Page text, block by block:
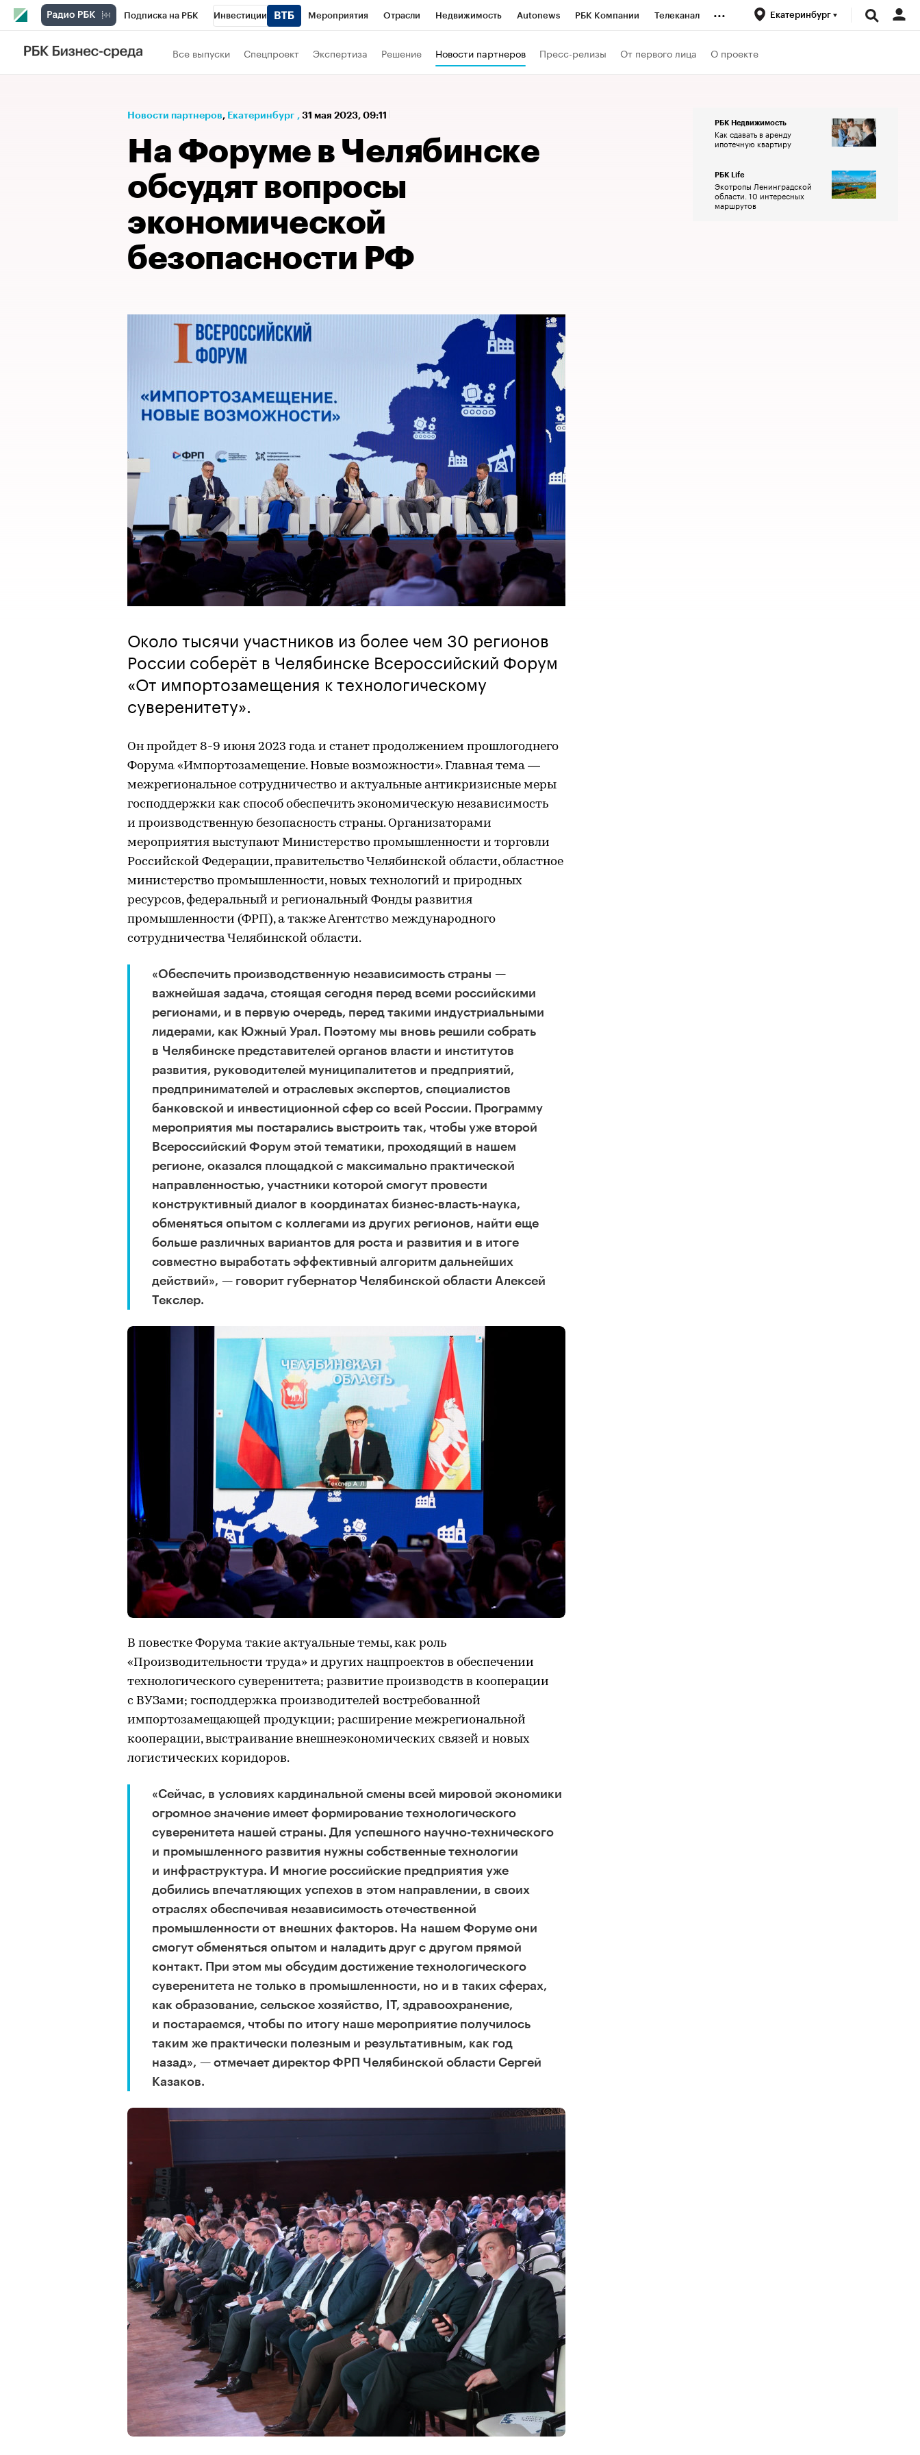
Подписка на РБК Инвестиции Мероприятия Отрасли Недвижимость Autonews РБК Компании Телеканал
РБК Вино
Проверка контрагентов Экономика Технологии и медиа
... Екатеринбург
Все выпуски Спецпроект Экспертиза Решение Новости партнеров Пресс-релизы От первого лица О проекте
Новости партнеров⁠, Екатеринбург , 31 мая 2023, 09:11
На Форуме в Челябинске
обсудят вопросы
экономической
безопасности РФ
Около тысячи участников из более чем 30 регионов
России соберёт в Челябинске Всероссийский Форум
«От импортозамещения к технологическому
суверенитету».
Он пройдет 8-9 июня 2023 года и станет продолжением прошлогоднего
Форума «Импортозамещение. Новые возможности». Главная тема —
межрегиональное сотрудничество и актуальные антикризисные меры
господдержки как способ обеспечить экономическую независимость
и производственную безопасность страны. Организаторами
мероприятия выступают Министерство промышленности и торговли
Российской Федерации, правительство Челябинской области, областное
министерство промышленности, новых технологий и природных
ресурсов, федеральный и региональный Фонды развития
промышленности (ФРП), а также Агентство международного
сотрудничества Челябинской области.
«Обеспечить производственную независимость страны —
важнейшая задача, стоящая сегодня перед всеми российскими
регионами, и в первую очередь, перед такими индустриальными
лидерами, как Южный Урал. Поэтому мы вновь решили собрать
в Челябинске представителей органов власти и институтов
развития, руководителей муниципалитетов и предприятий,
предпринимателей и отраслевых экспертов, специалистов
банковской и инвестиционной сфер со всей России. Программу
мероприятия мы постарались выстроить так, чтобы уже второй
Всероссийский Форум этой тематики, проходящий в нашем
регионе, оказался площадкой с максимально практической
направленностью, участники которой смогут провести
конструктивный диалог в координатах бизнес-власть-наука,
обменяться опытом с коллегами из других регионов, найти еще
больше различных вариантов для роста и развития и в итоге
совместно выработать эффективный алгоритм дальнейших
действий», — говорит губернатор Челябинской области Алексей
Текслер.
В повестке Форума такие актуальные темы, как роль
«Производительности труда» и других нацпроектов в обеспечении
технологического суверенитета; развитие производств в кооперации
с ВУЗами; господдержка производителей востребованной
импортозамещающей продукции; расширение межрегиональной
кооперации, выстраивание внешнеэкономических связей и новых
логистических коридоров.
«Сейчас, в условиях кардинальной смены всей мировой экономики
огромное значение имеет формирование технологического
суверенитета нашей страны. Для успешного научно-технического
и промышленного развития нужны собственные технологии
и инфраструктура. И многие российские предприятия уже
добились впечатляющих успехов в этом направлении, в своих
отраслях обеспечивая независимость отечественной
промышленности от внешних факторов. На нашем Форуме они
смогут обменяться опытом и наладить друг с другом прямой
контакт. При этом мы обсудим достижение технологического
суверенитета не только в промышленности, но и в таких сферах,
как образование, сельское хозяйство, IT, здравоохранение,
и постараемся, чтобы по итогу наше мероприятие получилось
таким же практически полезным и результативным, как год
назад», — отмечает директор ФРП Челябинской области Сергей
Казаков.
РБК Недвижимость
Как сдавать в аренду
ипотечную квартиру
РБК Life
Экотропы Ленинградской
области. 10 интересных
маршрутов